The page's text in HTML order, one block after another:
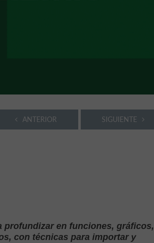
SIGUIENTE
ANTERIOR
profundizar en funciones, gráficos,
con técnicas para importar y